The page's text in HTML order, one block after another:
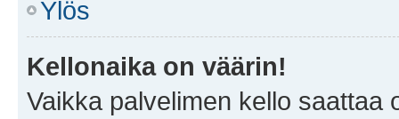
Ylös
Kellonaika on väärin!
Vaikka palvelimen kello saattaa